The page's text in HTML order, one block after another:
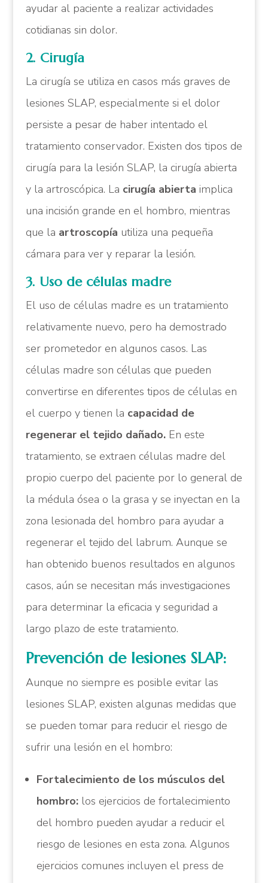
ayudar al paciente a realizar actividades
cotidianas sin dolor.
2. Cirugía
La cirugía se utiliza en casos más graves de
lesiones SLAP, especialmente si el dolor
persiste a pesar de haber intentado el
tratamiento conservador. Existen dos tipos de
cirugía para la lesión SLAP, la cirugía abierta
y la artroscópica. La cirugía abierta implica
una incisión grande en el hombro, mientras
que la artroscopía utiliza una pequeña
cámara para ver y reparar la lesión.
3. Uso de células madre
El uso de células madre es un tratamiento
relativamente nuevo, pero ha demostrado
ser prometedor en algunos casos. Las
células madre son células que pueden
convertirse en diferentes tipos de células en
el cuerpo y tienen la capacidad de
regenerar el tejido dañado.En este
tratamiento, se extraen células madre del
propio cuerpo del paciente por lo general de
la médula ósea o la grasa y se inyectan en la
zona lesionada del hombro para ayudar a
regenerar el tejido del labrum. Aunque se
han obtenido buenos resultados en algunos
casos, aún se necesitan más investigaciones
para determinar la eficacia y seguridad a
largo plazo de este tratamiento.
Prevención de lesiones SLAP:
Aunque no siempre es posible evitar las
lesiones SLAP, existen algunas medidas que
se pueden tomar para reducir el riesgo de
sufrir una lesión en el hombro:
Fortalecimiento de los músculos del
hombro: los ejercicios de fortalecimiento
del hombro pueden ayudar a reducir el
riesgo de lesiones en esta zona. Algunos
ejercicios comunes incluyen el press de